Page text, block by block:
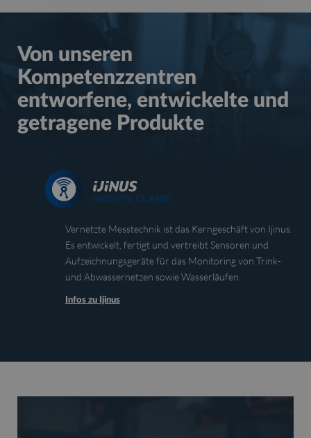
Von unseren
Kompetenzzentren
entworfene, entwickelte und
getragene Produkte
Vernetzte Messtechnik ist das Kerngeschäft von Ijinus.
Es entwickelt, fertigt und vertreibt Sensoren und
Aufzeichnungsgeräte für das Monitoring von Trink-
und Abwassernetzen sowie Wasserläufen.
Infos zu Ijinus